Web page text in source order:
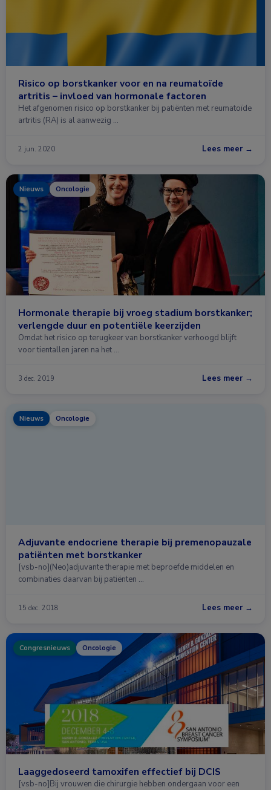
Risico op borstkanker voor en na reumatoïde
artritis – invloed van hormonale factoren
Het afgenomen risico op borstkanker bij patiënten met reumatoïde
artritis (RA) is al aanwezig …
2 jun. 2020 Lees meer →
Nieuws Oncologie
Hormonale therapie bij vroeg stadium borstkanker;
verlengde duur en potentiële keerzijden
Omdat het risico op terugkeer van borstkanker verhoogd blijft
voor tientallen jaren na het …
3 dec. 2019 Lees meer →
Nieuws Oncologie
Adjuvante endocriene therapie bij premenopauzale
patiënten met borstkanker
[vsb-no](Neo)adjuvante therapie met beproefde middelen en
combinaties daarvan bij patiënten …
15 dec. 2018 Lees meer →
Congresnieuws Oncologie
Laaggedoseerd tamoxifen effectief bij DCIS
[vsb-no]Bij vrouwen die chirurgie hebben ondergaan voor een